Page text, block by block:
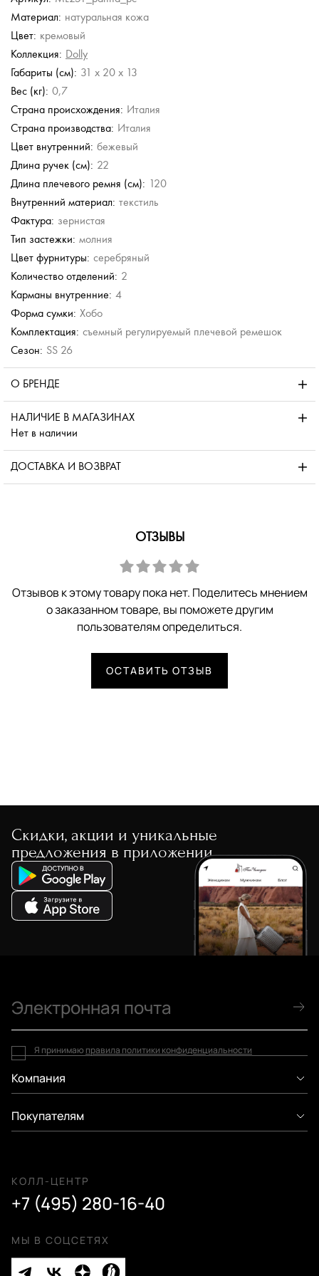
Сумка с
регулируемой ручкой
13 230 руб.
18 900 руб.
Кожаная сумка
9 840 руб.
19 680 руб.
Материал: натуральная кожа
Цвет: кремовый
Коллекция: Dolly
Габариты (см): 31 x 20 x 13
Вес (кг): 0,7
Страна происхождения: Италия
Страна производства: Италия
Цвет внутренний: бежевый
Длина ручек (см): 22
Длина плечевого ремня (см): 120
Внутренний материал: текстиль
Фактура: зернистая
Тип застежки: молния
Цвет фурнитуры: серебряный
Количество отделений: 2
Карманы внутренние: 4
Форма сумки: Хобо
Комплектация: съемный регулируемый плечевой ремешок
Сезон: SS 26
О БРЕНДЕ
НАЛИЧИЕ В МАГАЗИНАХ
Нет в наличии
ДОСТАВКА И ВОЗВРАТ
ОТЗЫВЫ
Отзывов к этому товару пока нет. Поделитесь мнением
о заказанном товаре, вы поможете другим
пользователям определиться.
ОСТАВИТЬ ОТЗЫВ
Скидки, акции и уникальные
предложения в приложении
Компания
Покупателям
КОЛЛ-ЦЕНТР
+7 (495) 280-16-40
МЫ В СОЦСЕТЯХ
Я принимаю правила политики конфиденциальности